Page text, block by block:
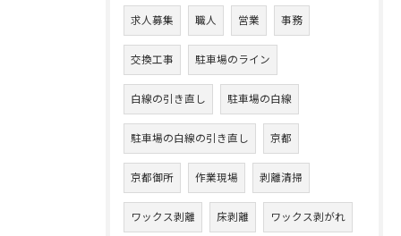
求人募集 職人 営業 事務
交換工事 駐車場のライン
白線の引き直し 駐車場の白線
駐車場の白線の引き直し 京都
京都御所 作業現場 剥離清掃
ワックス剥離 床剥離 ワックス剥がれ